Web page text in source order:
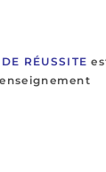
RÉUSSITE